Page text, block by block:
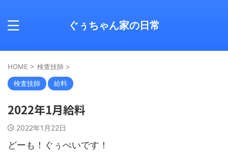
ぐぅちゃん家の日常
HOME > 検査技師 >
検査技師 給料
2022年1月給料
2022年1月22日
どーも！ぐぅぺいです！